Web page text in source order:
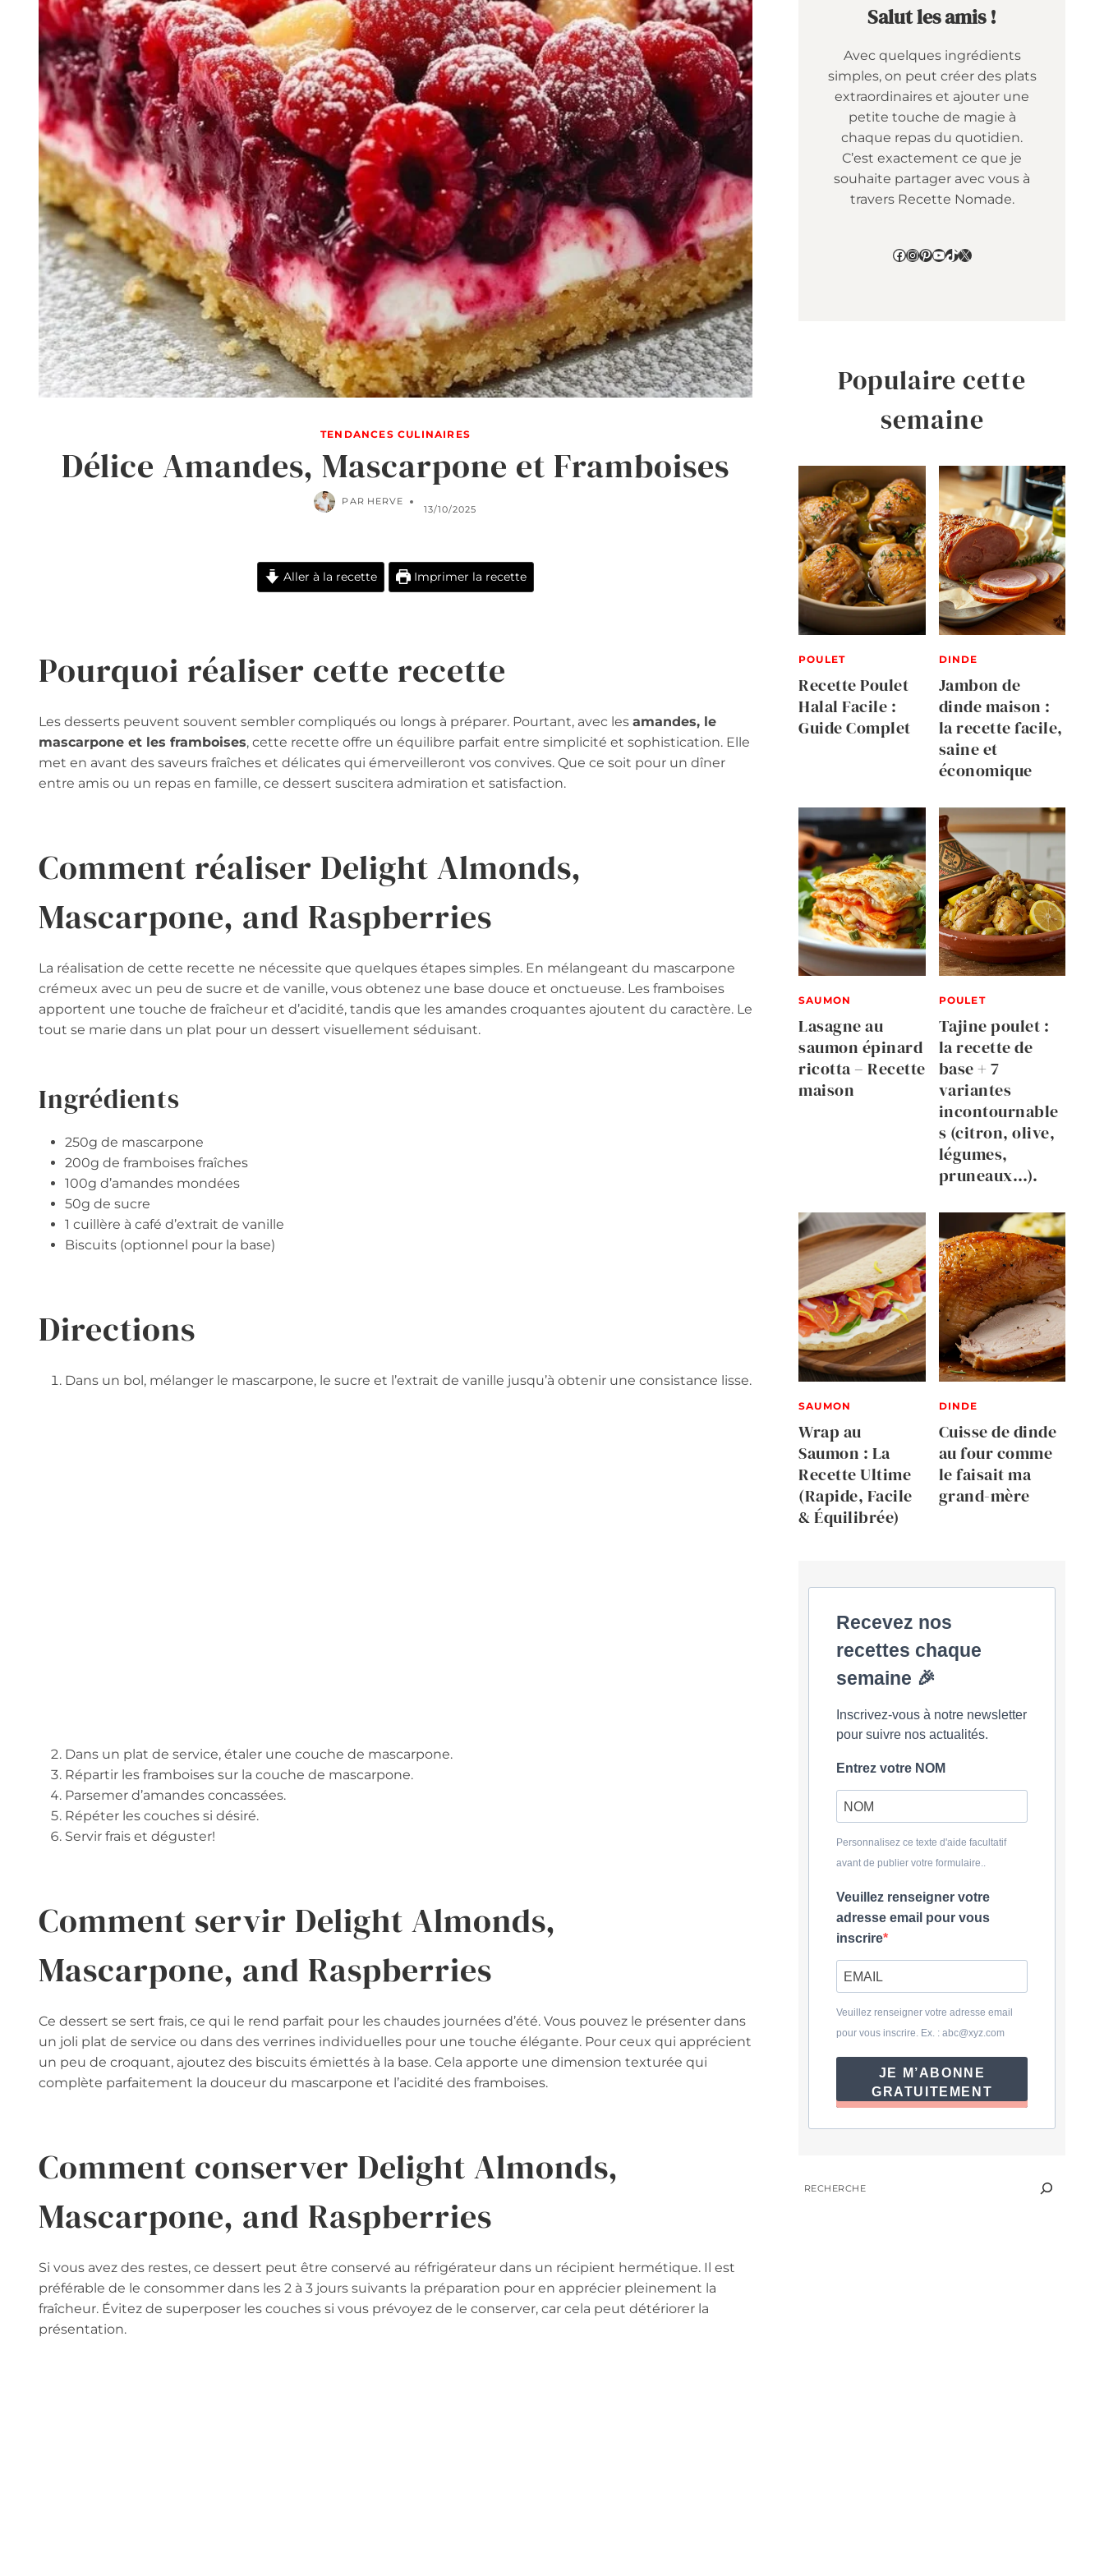
TENDANCES CULINAIRES
Délice Amandes, Mascarpone et Framboises
PAR HERVE
13/10/2025
Aller à la recette Imprimer la recette
Pourquoi réaliser cette recette
Les desserts peuvent souvent sembler compliqués ou longs à préparer. Pourtant, avec les amandes, le
mascarpone et les framboises, cette recette offre un équilibre parfait entre simplicité et sophistication. Elle
met en avant des saveurs fraîches et délicates qui émerveilleront vos convives. Que ce soit pour un dîner
entre amis ou un repas en famille, ce dessert suscitera admiration et satisfaction.
Comment réaliser Delight Almonds,
Mascarpone, and Raspberries
La réalisation de cette recette ne nécessite que quelques étapes simples. En mélangeant du mascarpone
crémeux avec un peu de sucre et de vanille, vous obtenez une base douce et onctueuse. Les framboises
apportent une touche de fraîcheur et d’acidité, tandis que les amandes croquantes ajoutent du caractère. Le
tout se marie dans un plat pour un dessert visuellement séduisant.
Ingrédients
250g de mascarpone
200g de framboises fraîches
100g d’amandes mondées
50g de sucre
1 cuillère à café d’extrait de vanille
Biscuits (optionnel pour la base)
Directions
Dans un bol, mélanger le mascarpone, le sucre et l’extrait de vanille jusqu’à obtenir une consistance lisse.
Dans un plat de service, étaler une couche de mascarpone.
Répartir les framboises sur la couche de mascarpone.
Parsemer d’amandes concassées.
Répéter les couches si désiré.
Servir frais et déguster!
Comment servir Delight Almonds,
Mascarpone, and Raspberries
Ce dessert se sert frais, ce qui le rend parfait pour les chaudes journées d’été. Vous pouvez le présenter dans
un joli plat de service ou dans des verrines individuelles pour une touche élégante. Pour ceux qui apprécient
un peu de croquant, ajoutez des biscuits émiettés à la base. Cela apporte une dimension texturée qui
complète parfaitement la douceur du mascarpone et l’acidité des framboises.
Comment conserver Delight Almonds,
Mascarpone, and Raspberries
Si vous avez des restes, ce dessert peut être conservé au réfrigérateur dans un récipient hermétique. Il est
préférable de le consommer dans les 2 à 3 jours suivants la préparation pour en apprécier pleinement la
fraîcheur. Évitez de superposer les couches si vous prévoyez de le conserver, car cela peut détériorer la
présentation.
Salut les amis !
Avec quelques ingrédients
simples, on peut créer des plats
extraordinaires et ajouter une
petite touche de magie à
chaque repas du quotidien.
C’est exactement ce que je
souhaite partager avec vous à
travers Recette Nomade.
Facebook
Instagram
Pinterest
YouTube
TikTok
X
Populaire cette
semaine
POULET
Recette Poulet
Halal Facile :
Guide Complet
DINDE
Jambon de
dinde maison :
la recette facile,
saine et
économique
SAUMON
Lasagne au
saumon épinard
ricotta – Recette
maison
POULET
Tajine poulet :
la recette de
base + 7
variantes
incontournable
s (citron, olive,
légumes,
pruneaux…).
SAUMON
Wrap au
Saumon : La
Recette Ultime
(Rapide, Facile
& Équilibrée)
DINDE
Cuisse de dinde
au four comme
le faisait ma
grand-mère
Recevez nos
recettes chaque
semaine 🎉
Inscrivez-vous à notre newsletter
pour suivre nos actualités.
Entrez votre NOM
Personnalisez ce texte d'aide facultatif
avant de publier votre formulaire..
Veuillez renseigner votre
adresse email pour vous
inscrire
Veuillez renseigner votre adresse email
pour vous inscrire. Ex. : abc@xyz.com
JE M’ABONNE
GRATUITEMENT
RECHERCHER